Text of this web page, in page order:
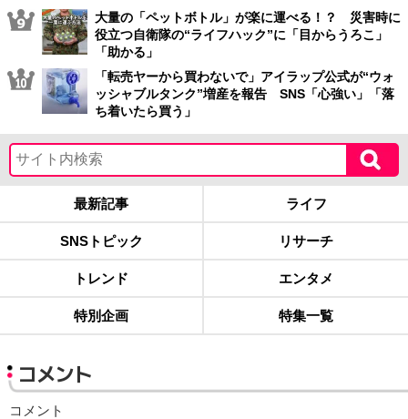
大量の「ペットボトル」が楽に運べる！？ 災害時に
役立つ自衛隊の“ライフハック”に「目からうろこ」
「助かる」
「転売ヤーから買わないで」アイラップ公式が“ウォ
ッシャブルタンク”増産を報告 SNS「心強い」「落
ち着いたら買う」
最新記事 ライフ
SNSトピック リサーチ
トレンド エンタメ
特別企画 特集一覧
コメント
コメント